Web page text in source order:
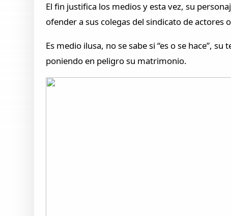
El fin justifica los medios y esta vez, su
ofender a sus colegas del sindicato de actores
Es medio ilusa, no se sabe si “es o se hace”,
poniendo en peligro su matrimonio.